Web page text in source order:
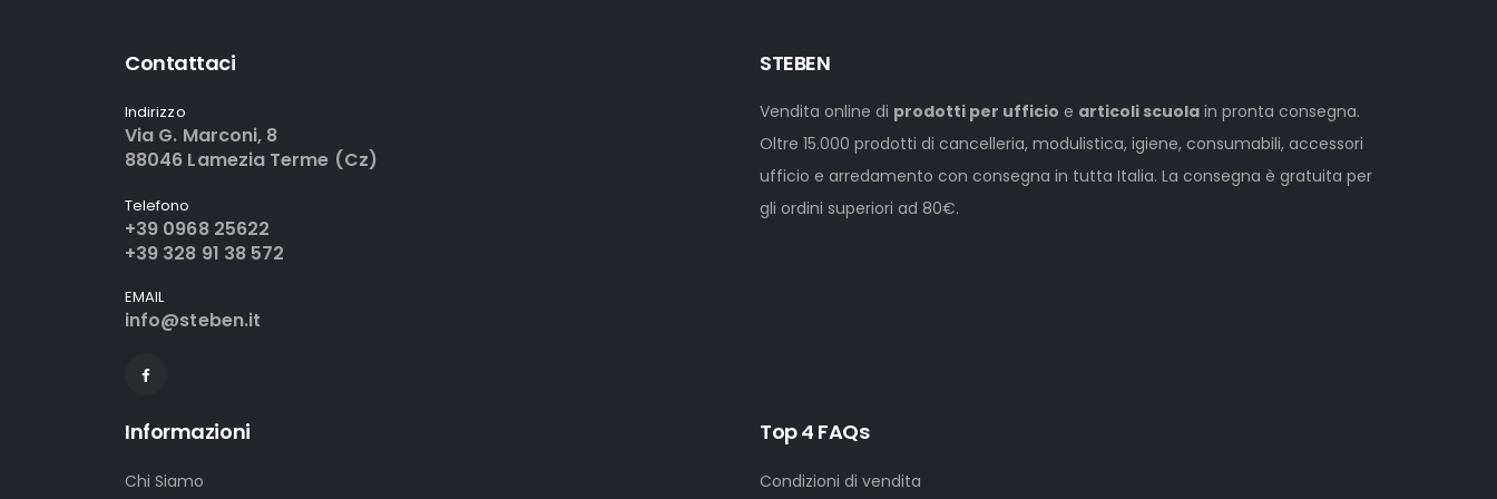
Contattaci
Indirizzo
Via G. Marconi, 8
88046 Lamezia Terme (Cz)
Telefono
+39 0968 25622
+39 328 91 38 572
EMAIL
info@steben.it
STEBEN
Vendita online di prodotti per ufficio e articoli scuola in pronta consegna.
Oltre 15.000 prodotti di cancelleria, modulistica, igiene, consumabili, accessori
ufficio e arredamento con consegna in tutta Italia. La consegna è gratuita per
gli ordini superiori ad 80€.
Informazioni
Chi Siamo
Top 4 FAQs
Condizioni di vendita